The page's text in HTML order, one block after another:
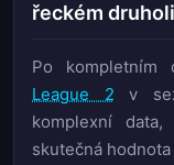
řeckém
Po kompletním
League 2 v
komplexní
skutečná